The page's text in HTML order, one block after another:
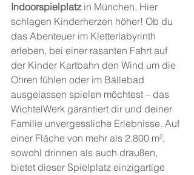
Indoorspielplatz in München. Hier
schlagen Kinderherzen höher! Ob du
das Abenteuer im Kletterlabyrinth
erleben, bei einer rasanten Fahrt auf
der Kinder Kartbahn den Wind um die
Ohren fühlen oder im Bällebad
ausgelassen spielen möchtest – das
WichtelWerk garantiert dir und deiner
Familie unvergessliche Erlebnisse. Auf
einer Fläche von mehr als 2.800 m²,
sowohl drinnen als auch draußen,
bietet dieser Spielplatz einzigartige